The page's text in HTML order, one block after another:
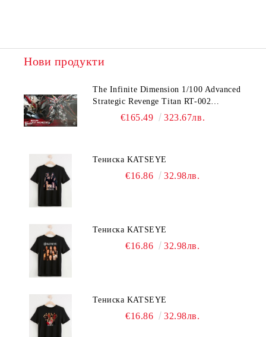
Нови продукти
The Infinite Dimension 1/100 Advanced
Strategic Revenge Titan RT-002
Nemesis€165.49 323.67лв.
Тениска KATSEYE
€16.86 32.98лв.
Тениска KATSEYE
€16.86 32.98лв.
Тениска KATSEYE
€16.86 32.98лв.